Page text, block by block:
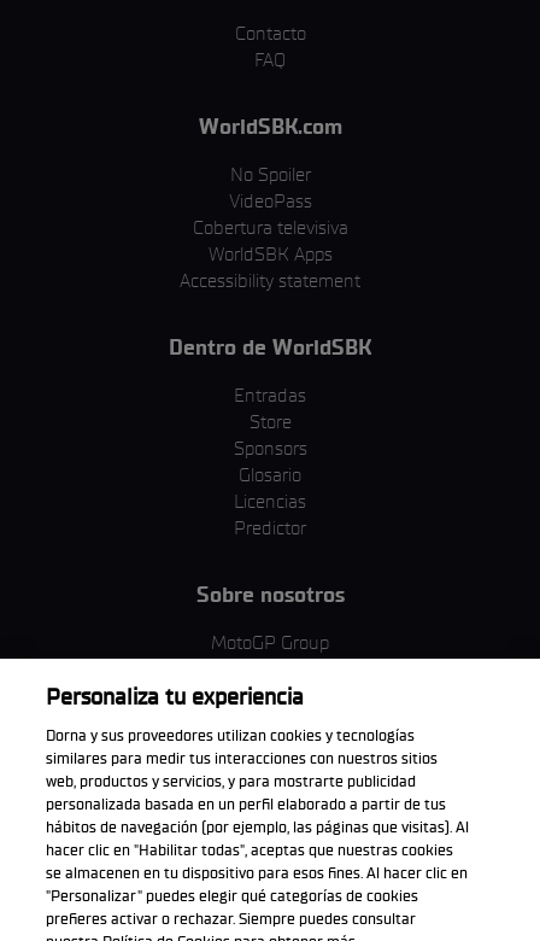
Contacto
FAQ
WorldSBK.com
No Spoiler
VideoPass
Cobertura televisiva
WorldSBK Apps
Accessibility statement
Dentro de WorldSBK
Entradas
Store
Sponsors
Glosario
Licencias
Predictor
Sobre nosotros
MotoGP Group
Términos y condiciones
Política de privacidad
Política de compra
Descarga la aplicación oficial
Personaliza tu experiencia
Dorna y sus proveedores utilizan cookies y tecnologías
similares para medir tus interacciones con nuestros sitios
web, productos y servicios, y para mostrarte publicidad
personalizada basada en un perfil elaborado a partir de tus
hábitos de navegación (por ejemplo, las páginas que visitas). Al
hacer clic en "Habilitar todas", aceptas que nuestras cookies
se almacenen en tu dispositivo para esos fines. Al hacer clic en
"Personalizar" puedes elegir qué categorías de cookies
prefieres activar o rechazar. Siempre puedes consultar